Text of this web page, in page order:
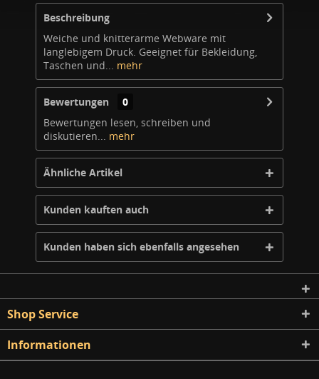
Beschreibung
Weiche und knitterarme Webware mit
langlebigem Druck. Geeignet für Bekleidung,
Taschen und... mehr
Bewertungen
0
Bewertungen lesen, schreiben und
diskutieren... mehr
Ähnliche Artikel
Kunden kauften auch
Kunden haben sich ebenfalls angesehen
Shop Service
Informationen